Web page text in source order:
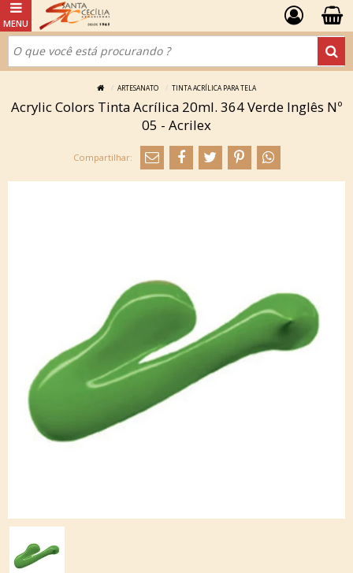
ARTESANATO TINTA ACRÍLICA PARA TELA
Acrylic Colors Tinta Acrílica 20ml. 364 Verde Inglês Nº
05 - Acrilex